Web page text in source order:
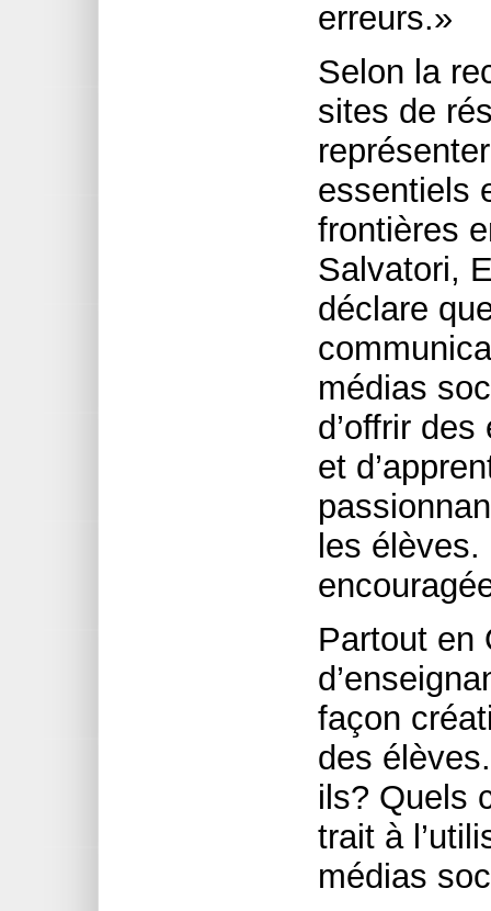
erreurs.»
Selon la
sites de
essentiels
frontières
Salvatori,
déclare
médias
d’offrir
et
les
Partout en
façon
des
ils? Quels
trait à
médias